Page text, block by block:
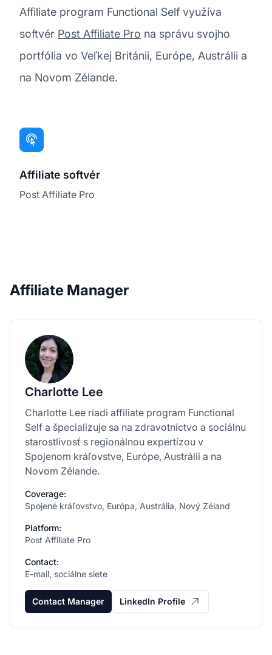
Affiliate program Functional Self využíva
softvér Post Affiliate Pro na správu svojho
portfólia vo Veľkej Británii, Európe, Austrálii a
na Novom Zélande.
Affiliate softvér
Post Affiliate Pro
Affiliate Manager
Charlotte Lee
Charlotte Lee riadi affiliate program Functional
Self a špecializuje sa na zdravotníctvo a sociálnu
starostlivosť s regionálnou expertízou v
Spojenom kráľovstve, Európe, Austrálii a na
Novom Zélande.
Coverage:
Spojené kráľovstvo, Európa, Austrália, Nový Zéland
Platform:
Post Affiliate Pro
Contact:
E-mail, sociálne siete
Contact Manager LinkedIn Profile